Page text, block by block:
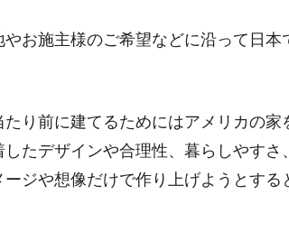
お施主様のご希望などに沿って日本
り前に建てるためにはアメリカの家
たデザインや合理性、暮らしやす
ジや想像だけで作り上げようとす